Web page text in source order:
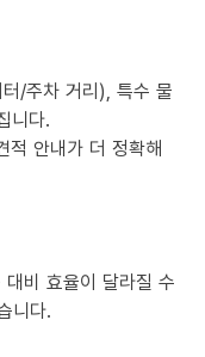
/주차 거리), 특수 물
니다.
적 안내가 더 정확해
비 효율이 달라질 수
니다.